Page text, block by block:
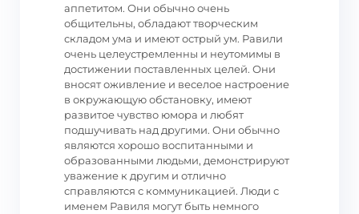
аппетитом. Они обычно очень
общительны, обладают творческим
складом ума и имеют острый ум. Равили
очень целеустремленны и неутомимы в
достижении поставленных целей. Они
вносят оживление и веселое настроение
в окружающую обстановку, имеют
развитое чувство юмора и любят
подшучивать над другими. Они обычно
являются хорошо воспитанными и
образованными людьми, демонстрируют
уважение к другим и отлично
справляются с коммуникацией. Люди с
именем Равиля могут быть немного